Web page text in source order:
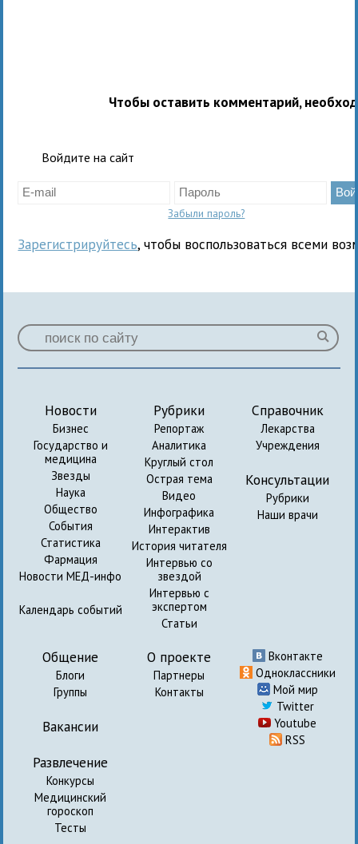
Чтобы оставить комментарий,
Войдите на сайт
Забыли пароль?
Зарегистрируйтесь, чтобы воспользоваться всеми
Новости
Бизнес
Государство и
медицина
Звезды
Наука
Общество
События
Статистика
Фармация
Новости МЕД-инфо
Календарь событий
Рубрики
Репортаж
Аналитика
Круглый стол
Острая тема
Видео
Инфографика
Интерактив
История читателя
Интервью со
звездой
Интервью с
экспертом
Статьи
Справочник
Лекарства
Учреждения
Консультации
Рубрики
Наши врачи
Общение
Блоги
Группы
Вакансии
Развлечение
Конкурсы
Медицинский
гороскоп
Тесты
О проекте
Партнеры
Контакты
Вконтакте
Одноклассники
Мой мир
Twitter
Youtube
RSS